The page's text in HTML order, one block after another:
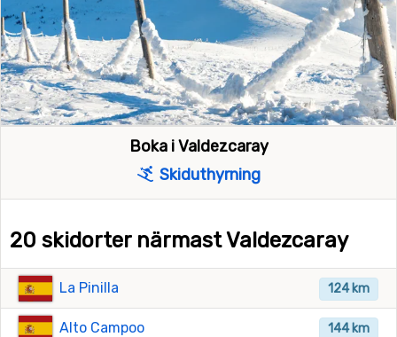
Boka i Valdezcaray
Skiduthyrning
20 skidorter närmast Valdezcaray
124 km
La Pinilla
144 km
Alto Campoo